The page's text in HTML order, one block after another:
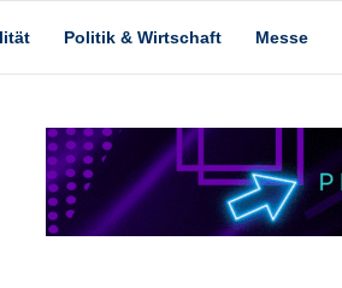
Politik & Wirtschaft Messe